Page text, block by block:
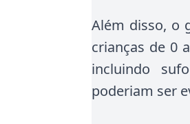
Além disso, o
crianças de 0
incluindo
poderiam ser